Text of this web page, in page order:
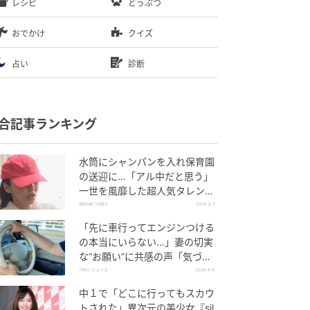
レシピ どうぶつ
おでかけ クイズ
占い 診断
記事ランキング
水筒にシャンパンを入れ保育園
の送迎に…「アル中だと思う」
一世を風靡した超人気タレン
ト、酒漬けだった日々を告白
ABEMA TIMES 2026.8.7
「先に車行ってエンジンつける
の本当にいらない…」妻の切実
な“お願い”に共感の声「気づか
ないんですよね…」
TRILL ニュース 2026.8.8
中１で「どこに行ってもスカウ
トされた」異次元の美少女『sil